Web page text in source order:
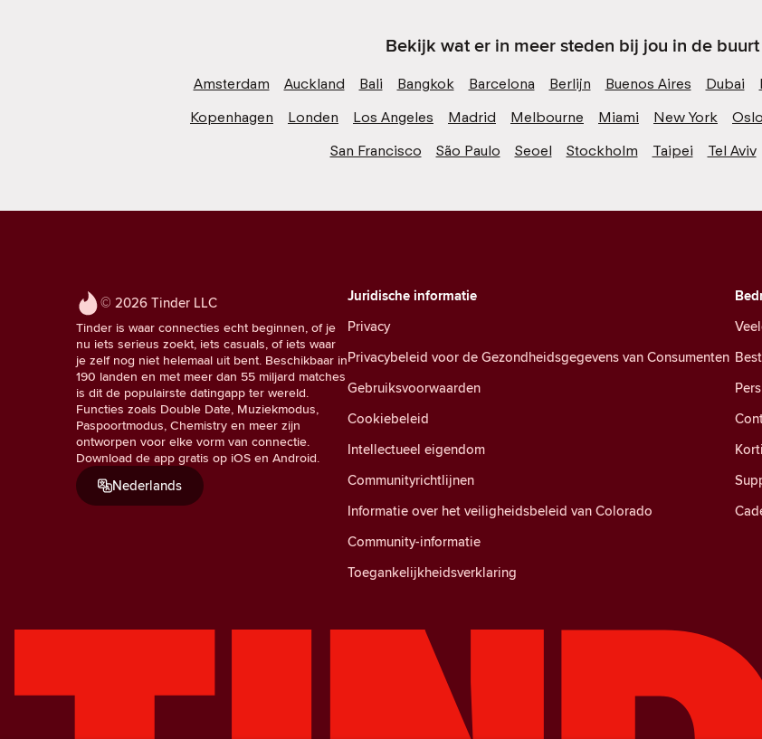
Bekijk wat er in meer steden bij jou in de
Amsterdam Auckland Bali Bangkok Barcelona Berlijn Buenos Aires Dubai
Kopenhagen
Londen Los Angeles Madrid Melbourne Miami New York Oslo
San Francisco
São Paulo Seoel Stockholm Taipei Tel Aviv
© 2026 Tinder LLC
Tinder is waar connecties echt beginnen, of je
nu iets serieus zoekt, iets casuals, of iets waar
je zelf nog niet helemaal uit bent. Beschikbaar in
190 landen en met meer dan 55 miljard matches
is dit de populairste datingapp ter wereld.
Functies zoals Double Date, Muziekmodus,
Paspoortmodus, Chemistry en meer zijn
ontworpen voor elke vorm van connectie.
Download de app gratis op iOS en Android.
Nederlands
Juridische informatie
Privacy
Privacybeleid voor de Gezondheidsgegevens van Consumenten
Gebruiksvoorwaarden
Cookiebeleid
Intellectueel eigendom
Communityrichtlijnen
Informatie over het veiligheidsbeleid van Colorado
Community-informatie
Toegankelijkheidsverklaring